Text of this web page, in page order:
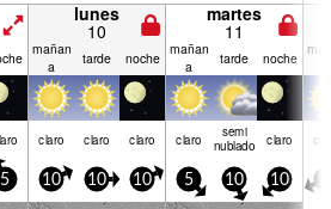
lunes
10
martes
11
mañan
a
tarde noche mañan
a
tarde noche
claro claro claro claro semi
nublado claro
5 10 10 10 5 10 10